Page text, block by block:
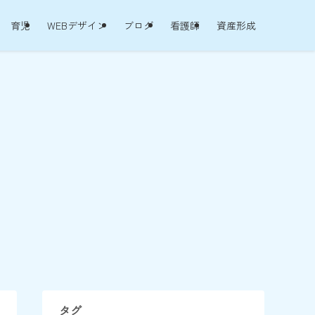
育児 WEBデザイン ブログ 看護師 資産形成
タグ